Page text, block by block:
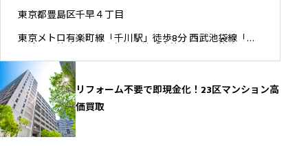
東京都豊島区千早４丁目
東京メトロ有楽町線「千川駅」徒歩8分 西武池袋線「東
長崎駅」徒歩9分 西武有楽町線「小竹向原駅」徒歩13分
リフォーム不要で即現金化！23区マンション高
価買取